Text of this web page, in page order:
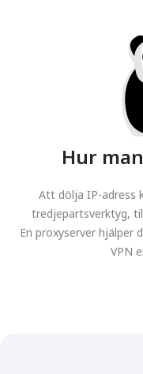
Hur
Att dölja IP-adress
tredjepartsverktyg,
En proxyserver hjälper
VPN